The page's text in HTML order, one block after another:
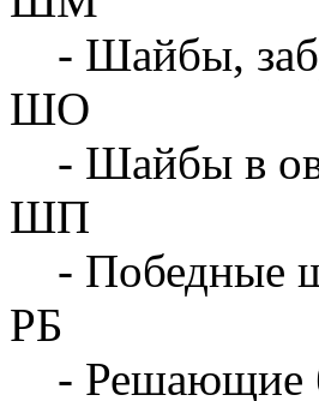
- Шайбы,
ШО
- Шайбы в
ШП
- Победные
РБ
- Решающие